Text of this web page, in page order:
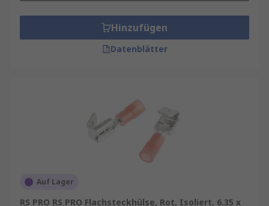
Hinzufügen
Datenblätter
Auf Lager
RS PRO RS PRO Flachsteckhülse, Rot, Isoliert, 6.35 x